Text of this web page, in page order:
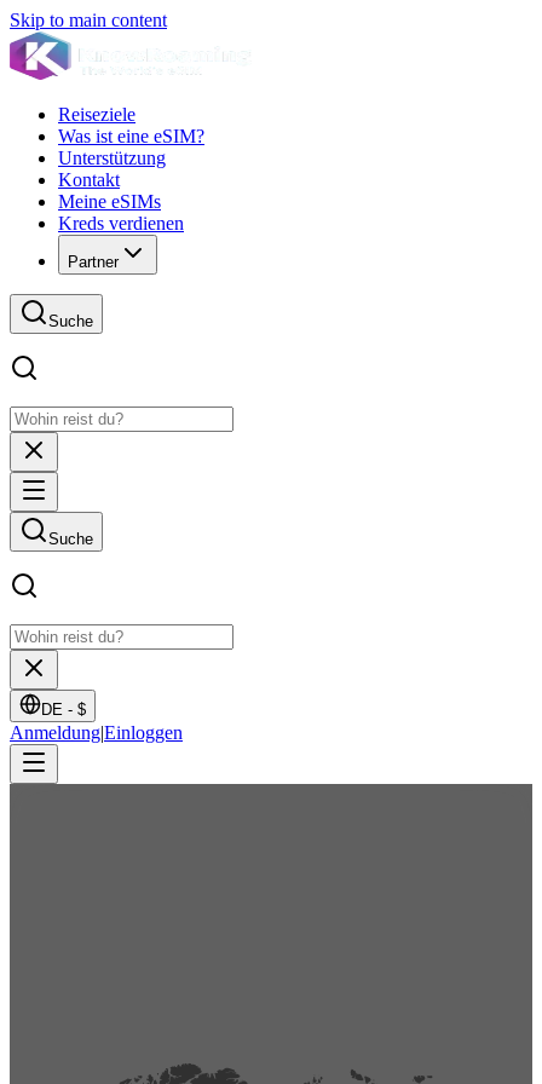
Skip to main content
Reiseziele
Was ist eine eSIM?
Unterstützung
Kontakt
Meine eSIMs
Kreds verdienen
Partner
Suche
Suche
DE - $
Anmeldung|Einloggen